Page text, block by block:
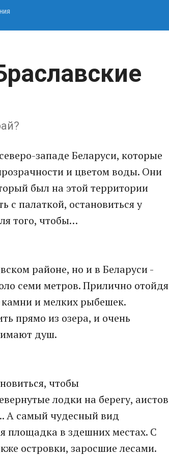
западе Беларуси, которые
и цветом воды. Они
был на этой территории
с палаткой, остановиться у
того, чтобы…
районе, но и в Беларуси -
семи метров. Прилично отойдя
камни и мелких рыбешек.
прямо из озера, и очень
душ.
чтобы
лодки на берегу, аистов
А самый чудесный вид
площадка в здешних местах. С
островки, заросшие лесами.